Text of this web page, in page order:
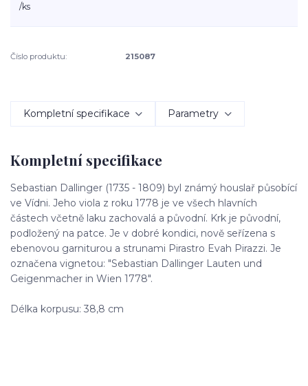
/ks
Číslo produktu: 215087
Kompletní specifikace Parametry
Kompletní specifikace
Sebastian Dallinger (1735 - 1809) byl známý houslař působící
ve Vídni. Jeho viola z roku 1778 je ve všech hlavních
částech včetně laku zachovalá a původní. Krk je původní,
podložený na patce. Je v dobré kondici, nově seřízena s
ebenovou garniturou a strunami Pirastro Evah Pirazzi. Je
označena vignetou: "Sebastian Dallinger Lauten und
Geigenmacher in Wien 1778".
Délka korpusu: 38,8 cm